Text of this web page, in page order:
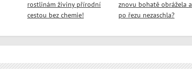
rostlinám živiny přírodní
cestou bez chemie!
znovu bohatě obrážela a
po řezu nezaschla?